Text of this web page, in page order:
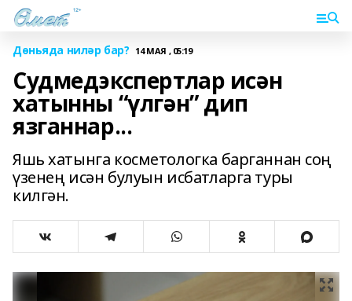
Дөньяда ниләр бар? 14 МАЯ , 05:19
Судмедэкспертлар исән
хатынны “үлгән” дип
язганнар...
Яшь хатынга косметологка барганнан соң
үзенең исән булуын исбатларга туры
килгән.